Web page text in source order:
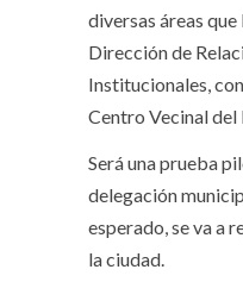
diversas áreas
Dirección de
Institucionales,
Centro Vecinal del
Será una prueba
delegación
esperado, se va a
la ciudad.